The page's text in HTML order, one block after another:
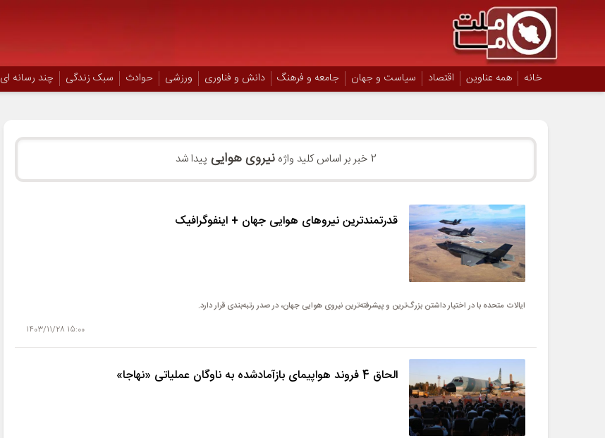
خانه همه عناوین اقتصاد سیاست و جهان جامعه و فرهنگ دانش و فناوری ورزشی حوادث سبک زندگی چند رسانه ای
2 خبر بر اساس کلید واژه نیروی هوایی پیدا شد
قدرتمندترین نیروهای هوایی‌ جهان + اینفوگرافیک
ایالات متحده با در اختیار داشتن بزرگ‌ترین و پیشرفته‌ترین نیروی هوایی جهان، در صدر رتبه‌بندی قرار دارد.
15:00 1403/11/28
الحاق 4 فروند هواپیمای بازآمادشده به ناوگان عملیاتی «نهاجا»